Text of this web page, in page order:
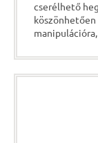
cserélhető
köszönhetően